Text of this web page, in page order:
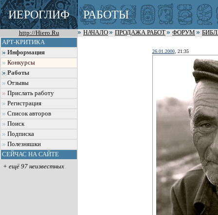
ИЕРОГЛИФ РАБОТЫ
http://Hiero.Ru НАЧАЛО ПРОДАЖА РАБОТ ФОРУМ
АРТ-КРИТИКА
Информация
Конкурсы
Работы
Отзывы
Прислать работу
Регистрация
Список авторов
Поиск
Подписка
Полезняшки
СЕЙЧАС НА САЙТЕ
+ ещё 97 неизвестных
26.01.2000, 21:35